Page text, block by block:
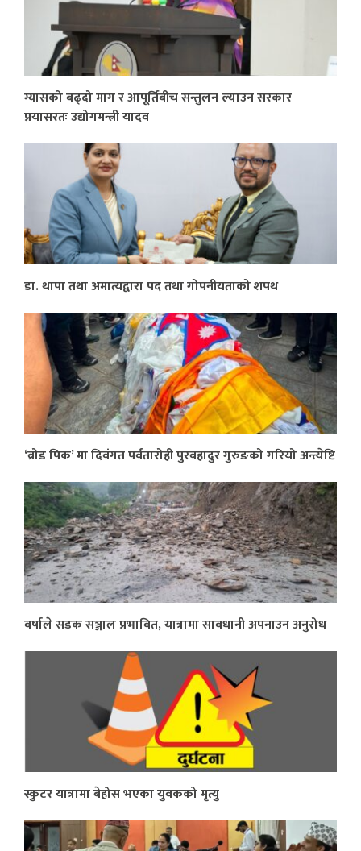
ग्यासको बढ्दो माग र आपूर्तिबीच सन्तुलन ल्याउन सरकार
प्रयासरतः उद्योगमन्त्री यादव
डा. थापा तथा अमात्यद्वारा पद तथा गोपनीयताको शपथ
‘ब्रोड पिक’ मा दिवंगत पर्वतारोही पुरबहादुर गुरुङको गरियो अन्त्येष्टि
वर्षाले सडक सञ्जाल प्रभावित, यात्रामा सावधानी अपनाउन अनुरोध
स्कुटर यात्रामा बेहोस भएका युवकको मृत्यु